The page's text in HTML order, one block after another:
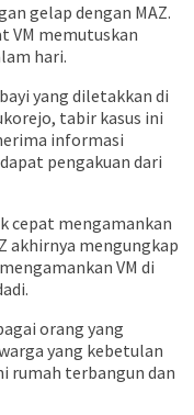
gelap dengan MAZ.
VM memutuskan
hari.
yang diletakkan di
tabir kasus ini
informasi
pengakuan dari
cepat mengamankan
akhirnya mengungkap
VM di
orang yang
yang kebetulan
rumah terbangun dan